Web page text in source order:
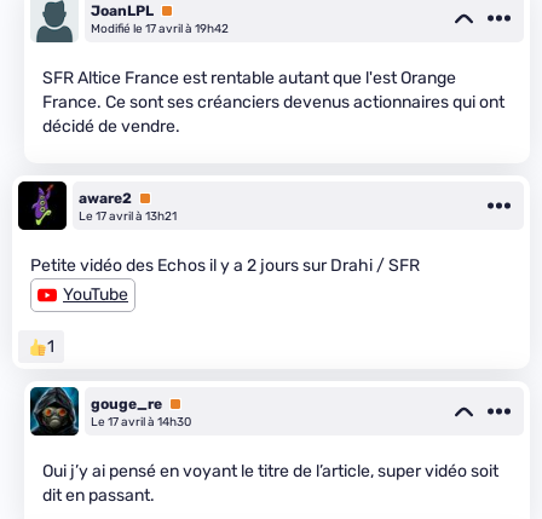
JoanLPL Premium
Modifié le 17 avril à 19h42
SFR Altice France est rentable autant que l'est Orange
France. Ce sont ses créanciers devenus actionnaires qui ont
décidé de vendre.
aware2 Premium
Le 17 avril à 13h21
Petite vidéo des Echos il y a 2 jours sur Drahi / SFR
YouTube
1
gouge_re Premium
Le 17 avril à 14h30
Oui j’y ai pensé en voyant le titre de l’article, super vidéo soit
dit en passant.